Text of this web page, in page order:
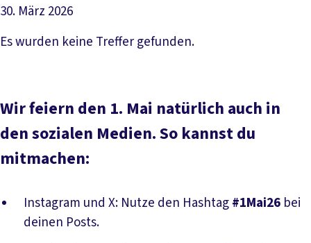
30. März 2026
Datei herunterladen
Es wurden keine Treffer gefunden.
Wir feiern den 1. Mai natürlich auch in
den sozialen Medien. So kannst du
mitmachen:
Instagram und X: Nutze den Hashtag#1Mai26 bei
deinen Posts.